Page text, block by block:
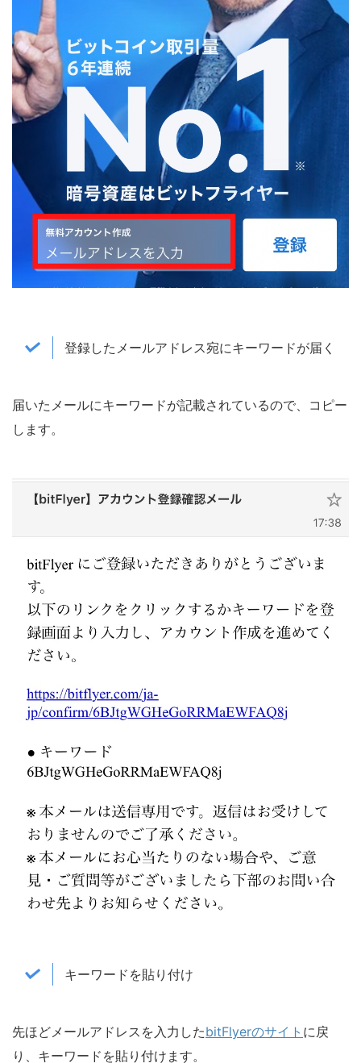
登録したメールアドレス宛にキーワードが届く
届いたメールにキーワードが記載されているので、コピー
します。
キーワードを貼り付け
先ほどメールアドレスを入力したbitFlyerのサイト に戻
り、キーワードを貼り付けます。